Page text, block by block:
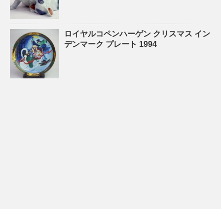
ロイヤルコペンハーゲン クリスマス イン
デンマーク プレート 1994